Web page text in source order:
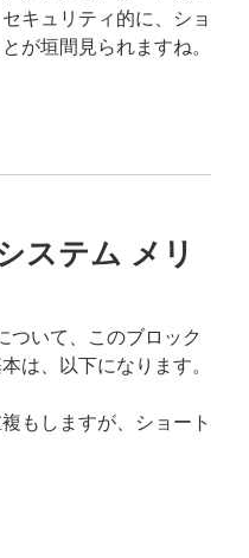
キュリティ的に、ショ
が垣間見られますね。
ステム メリ
ついて、このブロック
は、以下になります。
もしますが、ショート